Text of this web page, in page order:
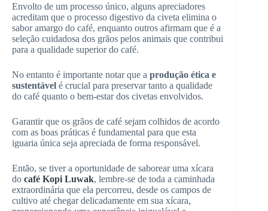
Envolto de um processo único, alguns apreciadores
acreditam que o processo digestivo da civeta elimina o
sabor amargo do café, enquanto outros afirmam que é a
seleção cuidadosa dos grãos pelos animais que contribui
para a qualidade superior do café.
No entanto é importante notar que a produção ética e
sustentável é crucial para preservar tanto a qualidade
do café quanto o bem-estar dos civetas envolvidos.
Garantir que os grãos de café sejam colhidos de acordo
com as boas práticas é fundamental para que esta
iguaria única seja apreciada de forma responsável.
Então, se tiver a oportunidade de saborear uma xícara
do café Kopi Luwak, lembre-se de toda a caminhada
extraordinária que ela percorreu, desde os campos de
cultivo até chegar delicadamente em sua xícara,